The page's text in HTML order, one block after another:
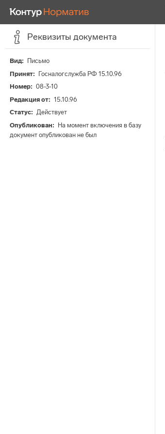
Реквизиты документа
Вид
Письмо
Принят
Госналогслужба РФ 15.10.96
Номер
08-3-10
Редакция от
15.10.96
Статус
Действует
Опубликован
На момент включения в базу
документ опубликован не был